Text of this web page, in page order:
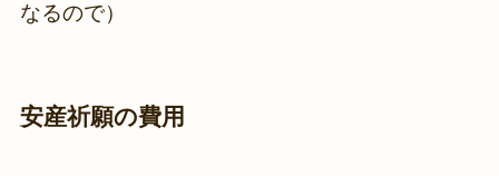
なるので）
安産祈願の費用